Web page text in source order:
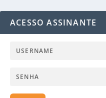
ACESSO ASSINANTE